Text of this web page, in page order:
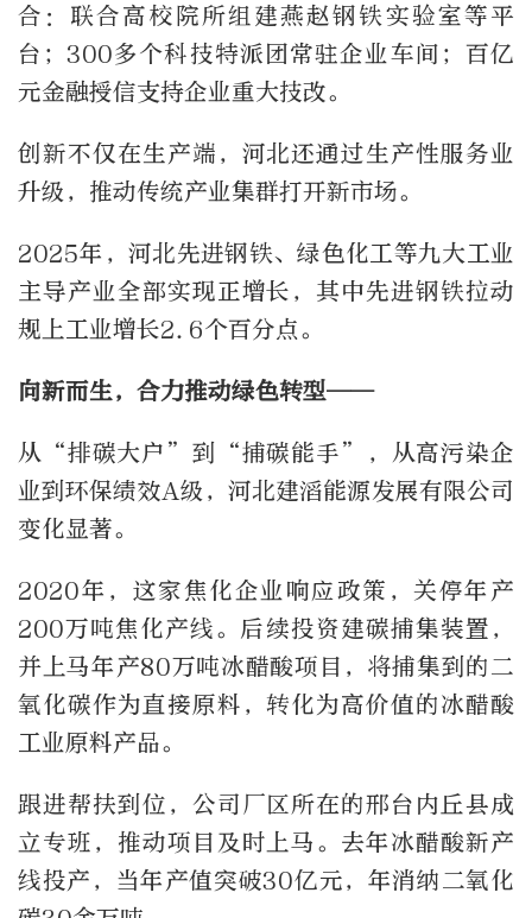
合：联合高校院所组建燕赵钢铁实验室等平
台；300多个科技特派团常驻企业车间；百亿
元金融授信支持企业重大技改。
创新不仅在生产端，河北还通过生产性服务业
升级，推动传统产业集群打开新市场。
2025年，河北先进钢铁、绿色化工等九大工业
主导产业全部实现正增长，其中先进钢铁拉动
规上工业增长2.6个百分点。
向新而生，合力推动绿色转型——
从“排碳大户”到“捕碳能手”，从高污染企
业到环保绩效A级，河北建滔能源发展有限公司
变化显著。
2020年，这家焦化企业响应政策，关停年产
200万吨焦化产线。后续投资建碳捕集装置，
并上马年产80万吨冰醋酸项目，将捕集到的二
氧化碳作为直接原料，转化为高价值的冰醋酸
工业原料产品。
跟进帮扶到位，公司厂区所在的邢台内丘县成
立专班，推动项目及时上马。去年冰醋酸新产
线投产，当年产值突破30亿元，年消纳二氧化